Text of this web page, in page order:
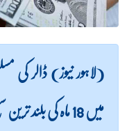
(لاہور نیوز) ڈالر کی
میں 18 ماہ کی بلند ترین سطح پر پہنچ گیا۔